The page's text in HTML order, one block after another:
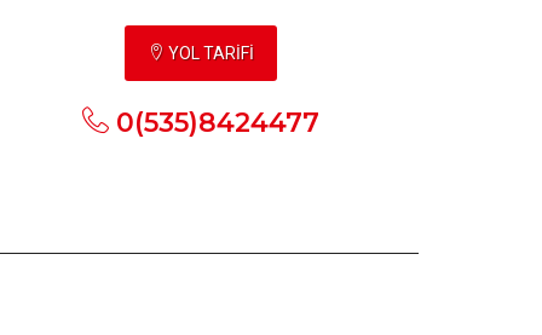
YOL TARİFİ
0(535)8424477